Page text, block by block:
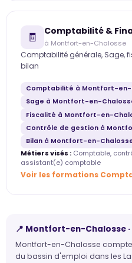
🧾 Comptabilité &
à Montfort-en-Chalosse
Comptabilité générale, Sage,
bilan
Comptabilité à Montfort-en-
Sage à Montfort-en-
Fiscalité à Montfort-en-
Contrôle de gestion à
Bilan à Montfort-en-
Métiers visés : Comptable,
assistant(e) comptable
Voir les formations
📍 Montfort-en-Chalosse ·
Montfort-en-Chalosse compte
du bassin d'emploi dans les